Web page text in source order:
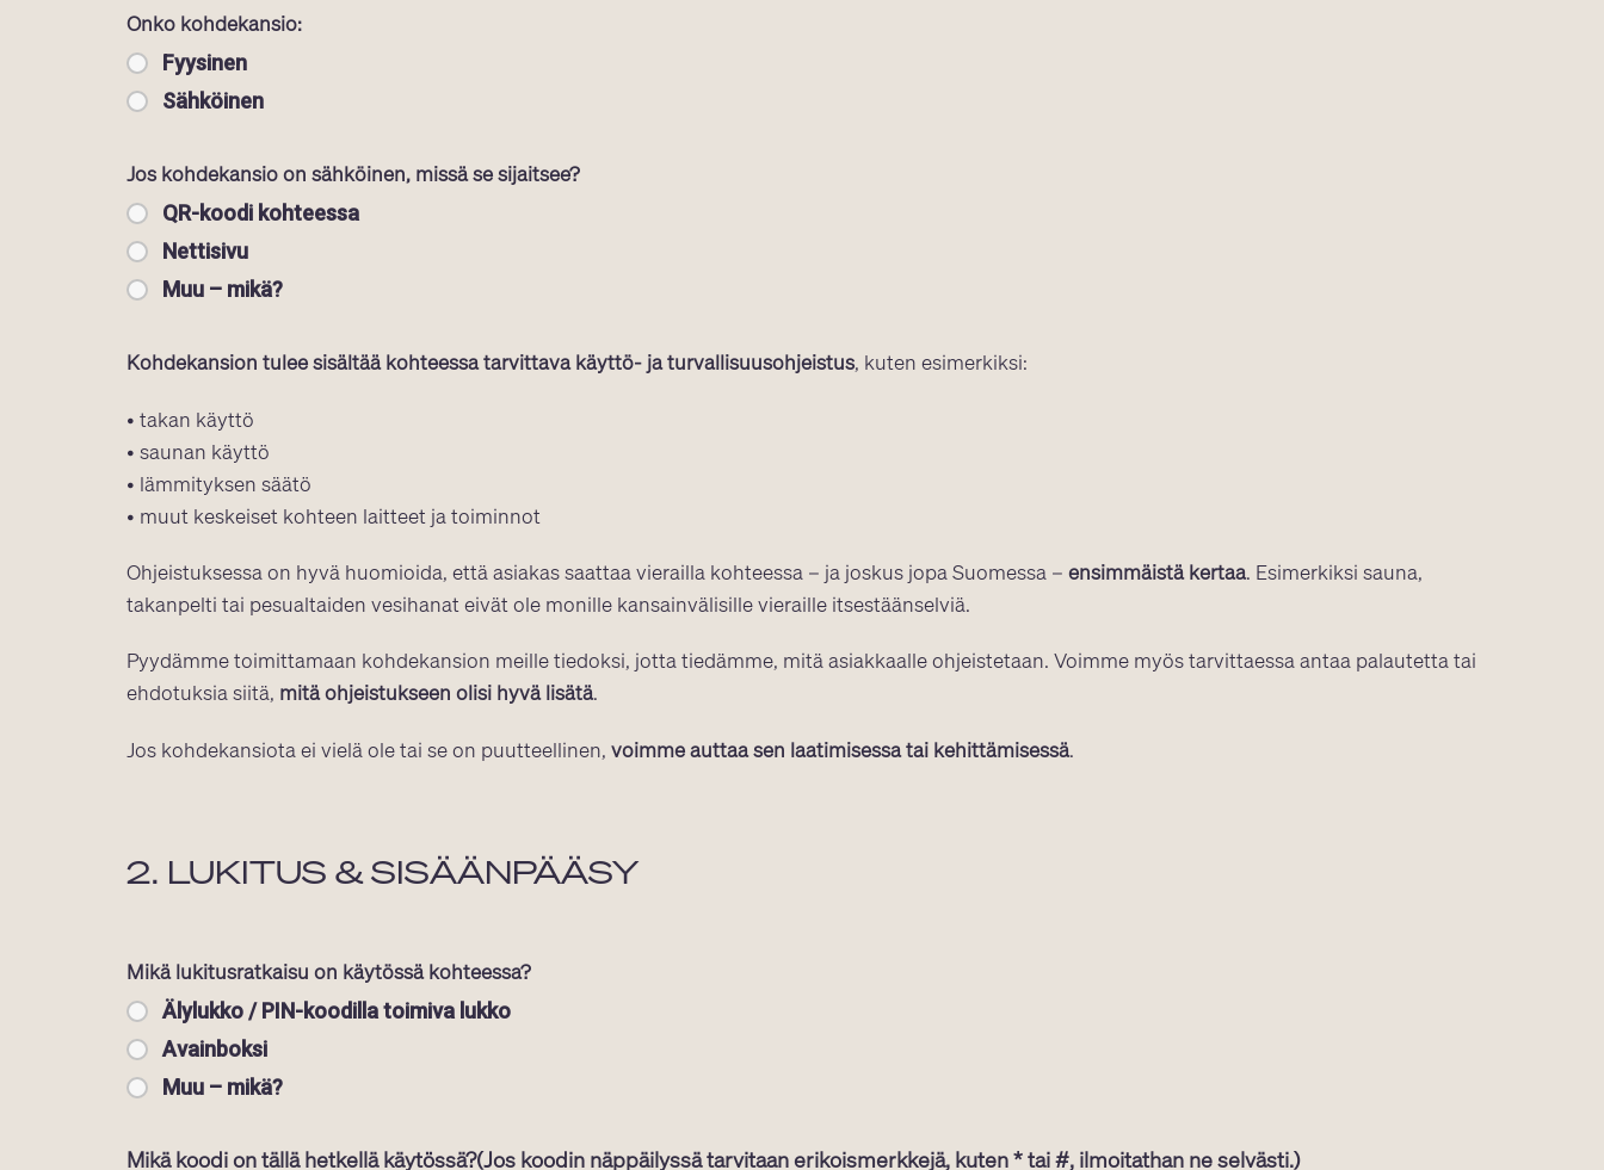
Onko kohdekansio:
Fyysinen
Sähköinen
Jos kohdekansio on sähköinen, missä se sijaitsee?
QR-koodi kohteessa
Nettisivu
Muu – mikä?
Kohdekansion tulee sisältää kohteessa tarvittava käyttö- ja turvallisuusohjeistus, kuten esimerkiksi:
• takan käyttö
• saunan käyttö
• lämmityksen säätö
• muut keskeiset kohteen laitteet ja toiminnot
Ohjeistuksessa on hyvä huomioida, että asiakas saattaa vierailla kohteessa – ja joskus jopa Suomessa – ensimmäistä kertaa. Esimerkiksi sauna,
takanpelti tai pesualtaiden vesihanat eivät ole monille kansainvälisille vieraille itsestäänselviä.
Pyydämme toimittamaan kohdekansion meille tiedoksi, jotta tiedämme, mitä asiakkaalle ohjeistetaan. Voimme myös tarvittaessa antaa palautetta tai
ehdotuksia siitä, mitä ohjeistukseen olisi hyvä lisätä.
Jos kohdekansiota ei vielä ole tai se on puutteellinen, voimme auttaa sen laatimisessa tai kehittämisessä.
2. LUKITUS & SISÄÄNPÄÄSY
Mikä lukitusratkaisu on käytössä kohteessa?
Älylukko / PIN-koodilla toimiva lukko
Avainboksi
Muu – mikä?
Mikä koodi on tällä hetkellä käytössä?(Jos koodin näppäilyssä tarvitaan erikoismerkkejä, kuten * tai #, ilmoitathan ne selvästi.)